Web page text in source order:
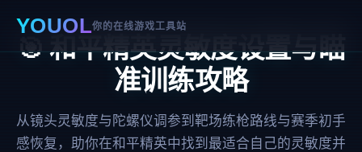
YOUOL你的在线游戏工具站
🎯 和平精英灵敏度设置与瞄
准训练攻略
从镜头灵敏度与陀螺仪调参到靶场练枪路线与赛季初手
感恢复，助你在和平精英中找到最适合自己的灵敏度并